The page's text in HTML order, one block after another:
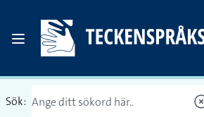
Sök: